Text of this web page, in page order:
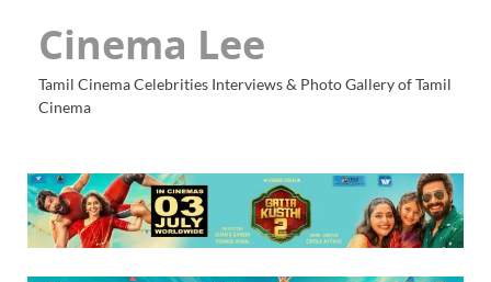
Cinema Lee
Tamil Cinema Celebrities Interviews & Photo Gallery of Tamil
Cinema